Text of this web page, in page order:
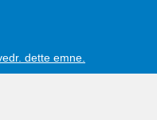
dette emne.